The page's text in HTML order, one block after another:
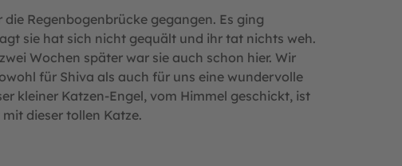
Regenbogenbrücke gegangen. Es ging
sie hat sich nicht gequält und ihr tat nichts weh.
Wochen später war sie auch schon hier. Wir
für Shiva als auch für uns eine wundervolle
kleiner Katzen-Engel, vom Himmel geschickt, ist
dieser tollen Katze.